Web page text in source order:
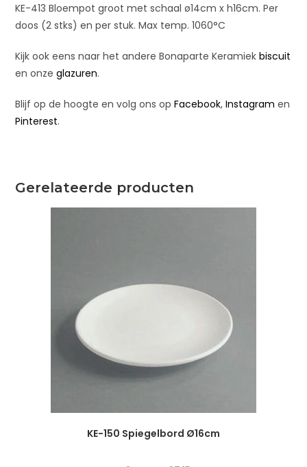
KE-413 Bloempot groot met schaal ø14cm x h16cm. Per
doos (2 stks) en per stuk. Max temp. 1060°C
Kijk ook eens naar het andere Bonaparte Keramiekbiscuit
en onzeglazuren.
Blijf op de hoogte en volg ons opFacebook,Instagram en
Pinterest.
Gerelateerde producten
KE-150 Spiegelbord Ø16cm